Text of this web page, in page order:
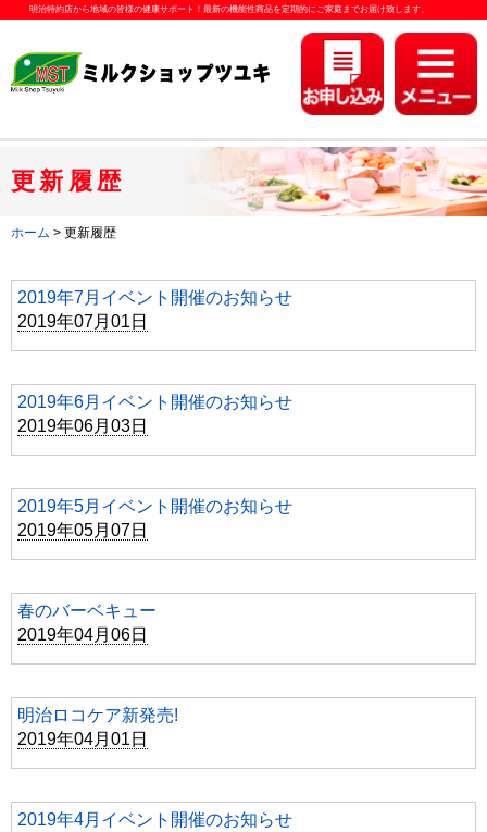
明治特約店から地域の皆様の健康サポート！最新の機能性商品を定期的にご家庭までお届け致します。
更新履歴
ホーム > 更新履歴
2019年7月イベント開催のお知らせ
2019年07月01日
2019年6月イベント開催のお知らせ
2019年06月03日
2019年5月イベント開催のお知らせ
2019年05月07日
春のバーベキュー
2019年04月06日
明治ロコケア新発売!
2019年04月01日
2019年4月イベント開催のお知らせ